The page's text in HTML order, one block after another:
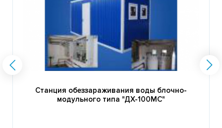
Станция обеззараживания воды блочно-
модульного типа "ДХ-100МС"